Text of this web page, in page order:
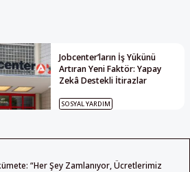
Jobcenter’ların İş Yükünü
Artıran Yeni Faktör: Yapay
Zekâ Destekli İtirazlar
SOSYAL YARDIM
“Her Şey Zamlanıyor, Ücretlerimiz